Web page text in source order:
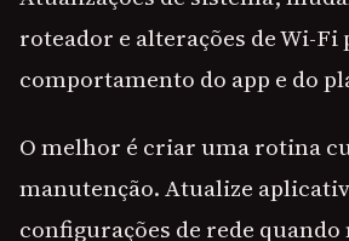
roteador e alterações de Wi-Fi
comportamento do app e do
O melhor é criar uma rotina
manutenção. Atualize
configurações de rede quando